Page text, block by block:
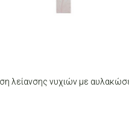
λείανσης νυχιών με